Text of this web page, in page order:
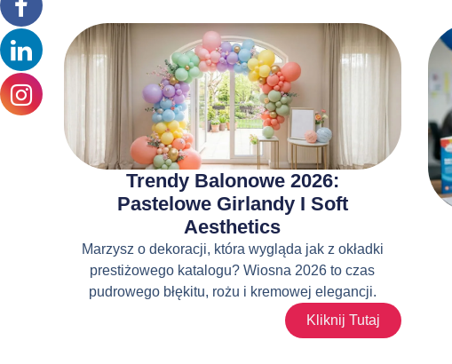
Trendy Balonowe 2026:
Pastelowe Girlandy I Soft
Aesthetics
Marzysz o dekoracji, która wygląda jak z okładki
prestiżowego katalogu? Wiosna 2026 to czas
pudrowego błękitu, rożu i kremowej elegancji.
Kliknij Tutaj